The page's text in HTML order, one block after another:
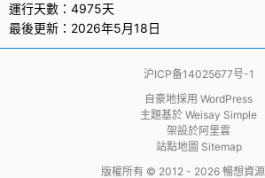
運行天數：4975天
最後更新：2026年5月18日
沪ICP备14025677号-1
自豪地採用 WordPress
主題基於 Weisay Simple
架設於阿里雲
站點地圖 Sitemap
版權所有 © 2012 - 2026 暢想資